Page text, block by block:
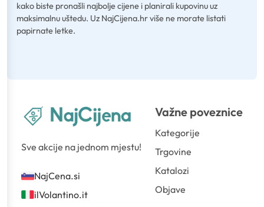
kako biste pronašli najbolje cijene i planirali kupovinu uz
maksimalnu uštedu. Uz NajCijena.hr više ne morate listati
papirnate letke.
Sve akcije na jednom mjestu!
NajCena.si
ilVolantino.it
Važne poveznice
Kategorije
Trgovine
Katalozi
Objave